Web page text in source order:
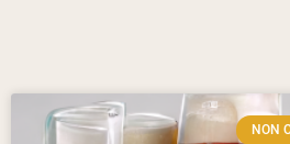
NON